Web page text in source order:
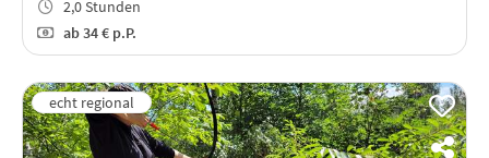
2,0 Stunden
ab34 € p.P.